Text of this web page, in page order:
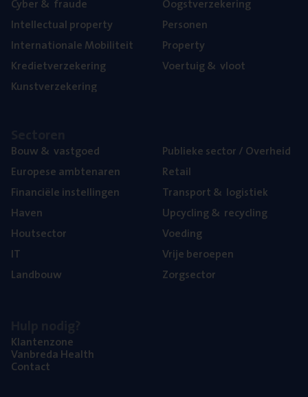
Intel­lec­tu­al property
Inter­na­ti­o­na­le Mobiliteit
Kre­diet­ver­ze­ke­ring
Kunst­ver­ze­ke­ring
Per­so­nen
Pro­per­ty
Voer­tuig& vloot
Bouw& vastgoed
Euro­pe­se ambtenaren
Finan­ci­ë­le instellingen
Haven
Hout­sec­tor
IT
Land­bouw
Publie­ke sec­tor / Overheid
Retail
Trans­port& logistiek
Upcy­cling& recycling
Voe­ding
Vrije beroe­pen
Zorg­sec­tor
Klan­ten­zo­ne
Van­b­re­da Health
Con­tact